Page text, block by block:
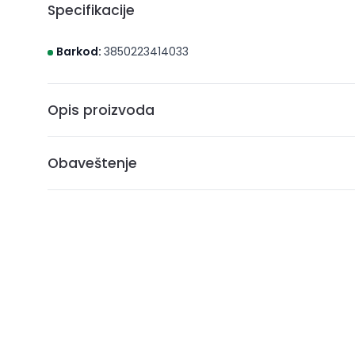
Specifikacije
Barkod: 3850223414033
Opis proizvoda
Obaveštenje